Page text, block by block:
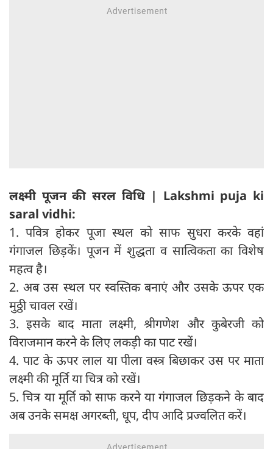
लक्ष्मी पूजन की सरल विधि | Lakshmi puja ki
saral vidhi:
1. पवित्र होकर पूजा स्थल को साफ सुधरा करके वहां
गंगाजल छिड़कें। पूजन में शुद्धता व सात्विकता का विशेष
महत्व है।
2. अब उस स्थल पर स्वस्तिक बनाएं और उसके ऊपर एक
मुठ्ठी चावल रखें।
3. इसके बाद माता लक्ष्मी, श्रीगणेश और कुबेरजी को
विराजमान करने के लिए लकड़ी का पाट रखें।
4. पाट के ऊपर लाल या पीला वस्त्र बिछाकर उस पर माता
लक्ष्मी की मूर्ति या चित्र को रखें।
5. चित्र या मूर्ति को साफ करने या गंगाजल छिड़कने के बाद
अब उनके समक्ष अगरब्ती, धूप, दीप आदि प्रज्वलित करें।